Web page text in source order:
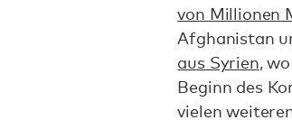
von Millionen
Afghanistan
aus Syrien,
Beginn des
vielen